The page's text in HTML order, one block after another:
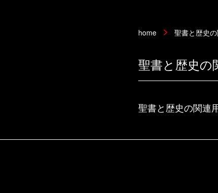
home 聖書と歴史
聖書と歴史の
聖書と歴史の関連